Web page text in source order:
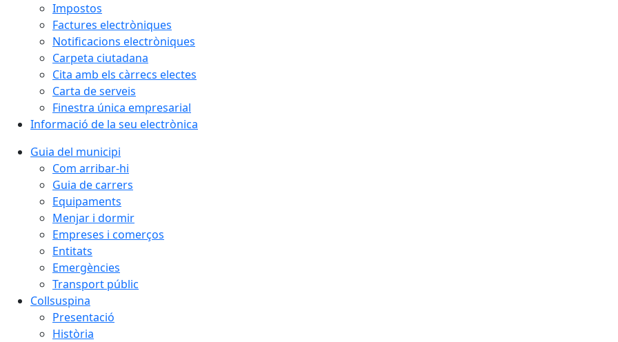
Impostos
Factures electròniques
Notificacions electròniques
Carpeta ciutadana
Cita amb els càrrecs electes
Carta de serveis
Finestra única empresarial
Informació de la seu electrònica
Guia del municipi
Com arribar-hi
Guia de carrers
Equipaments
Menjar i dormir
Empreses i comerços
Entitats
Emergències
Transport públic
Collsuspina
Presentació
Història